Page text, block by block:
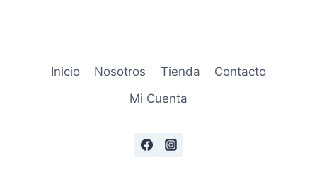
Inicio Nosotros Tienda
Contacto
Mi Cuenta